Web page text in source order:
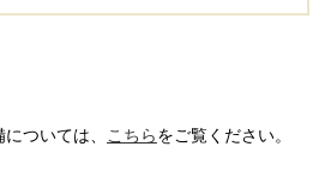
ついては、 こちらをご覧ください。